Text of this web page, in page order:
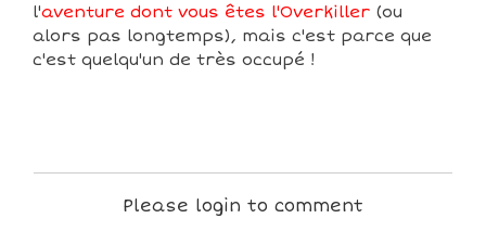
l'aventure dont vous êtes l'Overkiller (ou
alors pas longtemps), mais c'est parce que
c'est quelqu'un de très occupé !
Please login to comment